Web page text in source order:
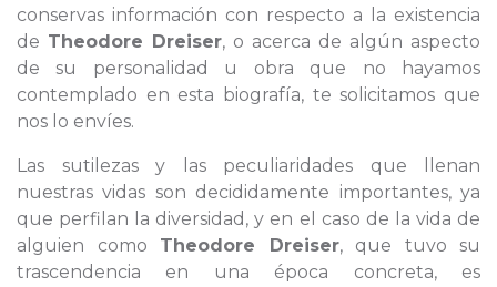
conservas información con respecto a la existencia
de Theodore Dreiser, o acerca de algún aspecto
de su personalidad u obra que no hayamos
contemplado en esta biografía, te solicitamos que
nos lo envíes.
Las sutilezas y las peculiaridades que llenan
nuestras vidas son decididamente importantes, ya
que perfilan la diversidad, y en el caso de la vida de
alguien como Theodore Dreiser, que tuvo su
trascendencia en una época concreta, es